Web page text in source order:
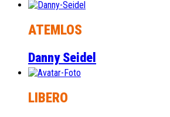
ATEMLOS
Danny Seidel
LIBERO